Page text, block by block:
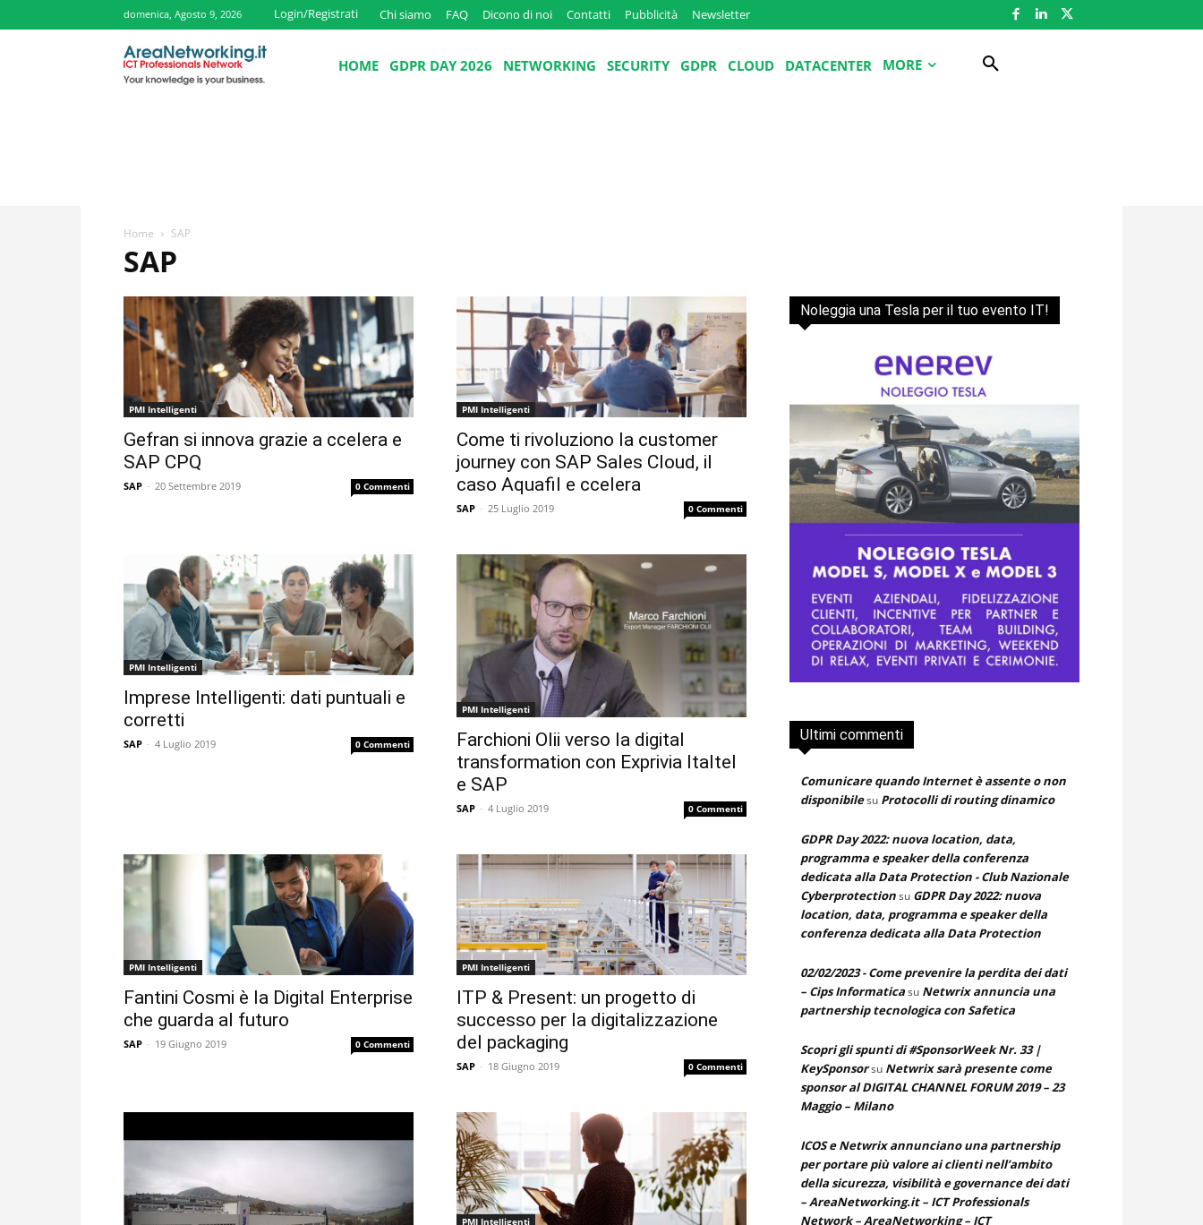
domenica, Agosto 9, 2026 Login/Registrati Chi siamo FAQ Dicono di noi Contatti Pubblicità Newsletter
HOME GDPR DAY 2026 NETWORKING SECURITY GDPR CLOUD DATACENTER MORE
Home SAP
SAP
PMI Intelligenti
Gefran si innova grazie a ccelera e
SAP CPQ
SAP - 20 Settembre 2019 0 Commenti
PMI Intelligenti
Come ti rivoluziono la customer
journey con SAP Sales Cloud, il
caso Aquafil e ccelera
SAP - 25 Luglio 2019 0 Commenti
PMI Intelligenti
Imprese Intelligenti: dati puntuali e
corretti
SAP - 4 Luglio 2019 0 Commenti
PMI Intelligenti
Farchioni Olii verso la digital
transformation con Exprivia Italtel
e SAP
SAP - 4 Luglio 2019 0 Commenti
PMI Intelligenti
Fantini Cosmi è la Digital Enterprise
che guarda al futuro
SAP - 19 Giugno 2019 0 Commenti
PMI Intelligenti
ITP & Present: un progetto di
successo per la digitalizzazione
del packaging
SAP - 18 Giugno 2019 0 Commenti
PMI Intelligenti
Noleggia una Tesla per il tuo evento IT!
Ultimi commenti
Comunicare quando Internet è assente o non
disponibilesu Protocolli di routing dinamico
GDPR Day 2022: nuova location, data,
programma e speaker della conferenza
dedicata alla Data Protection - Club Nazionale
Cyberprotectionsu GDPR Day 2022: nuova
location, data, programma e speaker della
conferenza dedicata alla Data Protection
02/02/2023 - Come prevenire la perdita dei dati
– Cips Informaticasu Netwrix annuncia una
partnership tecnologica con Safetica
Scopri gli spunti di #SponsorWeek Nr. 33 |
KeySponsorsu Netwrix sarà presente come
sponsor al DIGITAL CHANNEL FORUM 2019 – 23
Maggio – Milano
ICOS e Netwrix annunciano una partnership
per portare più valore ai clienti nell’ambito
della sicurezza, visibilità e governance dei dati
– AreaNetworking.it – ICT Professionals
Network – AreaNetworking – ICT